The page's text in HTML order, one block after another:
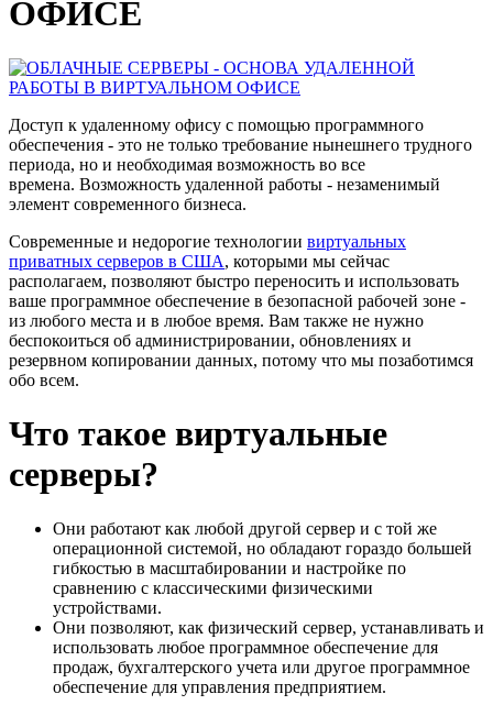
ОФИСЕ
Доступ к удаленному офису с помощью программного
обеспечения - это не только требование нынешнего трудного
периода, но и необходимая возможность во все
времена. Возможность удаленной работы - незаменимый
элемент современного бизнеса.
Современные и недорогие технологии виртуальных
приватных серверов в США, которыми мы сейчас
располагаем, позволяют быстро переносить и использовать
ваше программное обеспечение в безопасной рабочей зоне -
из любого места и в любое время. Вам также не нужно
беспокоиться об администрировании, обновлениях и
резервном копировании данных, потому что мы позаботимся
обо всем.
Что такое виртуальные
серверы?
Они работают как любой другой сервер и с той же
операционной системой, но обладают гораздо большей
гибкостью в масштабировании и настройке по
сравнению с классическими физическими
устройствами.
Они позволяют, как физический сервер, устанавливать и
использовать любое программное обеспечение для
продаж, бухгалтерского учета или другое программное
обеспечение для управления предприятием.